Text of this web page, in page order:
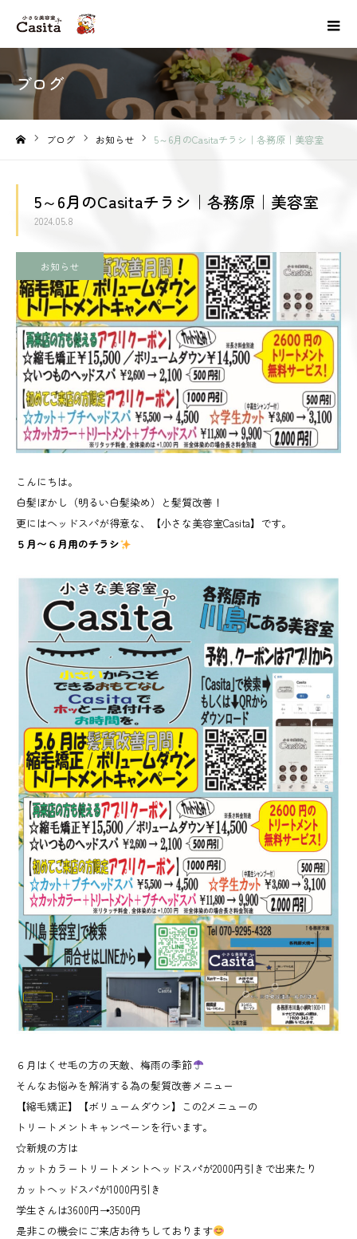
ブログ
ブログ お知らせ 5～6月のCasitaチラシ｜各務原｜美容室
5～6月のCasitaチラシ｜各務原｜美容室
2024.05.8
お知らせ
こんにちは。
白髪ぼかし（明るい白髪染め）と髪質改善！
更にはヘッドスパが得意な、【小さな美容室Casita】です。
５月〜６月用のチラシ
６月はくせ毛の方の天敵、梅雨の季節
そんなお悩みを解消する為の髪質改善メニュー
【縮毛矯正】【ボリュームダウン】この2メニューの
トリートメントキャンペーンを行います。
☆新規の方は
カットカラートリートメントヘッドスパが2000円引きで出来たり
カットヘッドスパが1000円引き
学生さんは3600円→3500円
是非この機会にご来店お待ちしております